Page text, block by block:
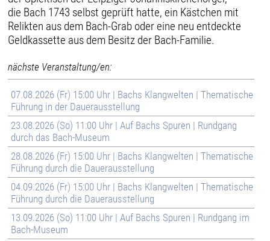
die Bach 1743 selbst geprüft hatte, ein Kästchen mit
Relikten aus dem Bach-Grab oder eine neu entdeckte
Geldkassette aus dem Besitz der Bach-Familie.
nächste Veranstaltung/en:
07.08.2026 (Fr) 15:00 Uhr | Bachs Klangwelten | Thematische
Führung in der Dauerausstellung
23.08.2026 (So) 11:00 Uhr | Auf Bachs Spuren | Rundgang
durch das Bach-Museum
28.08.2026 (Fr) 15:00 Uhr | Bachs Klangwelten | Thematische
Führung durch die Dauerausstellung
04.09.2026 (Fr) 15:00 Uhr | Bachs Klangwelten | Thematische
Führung durch die Dauerausstellung
13.09.2026 (So) 11:00 Uhr | Auf Bachs Spuren | Rundgang im
Bach-Museum